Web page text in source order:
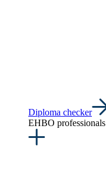
Diploma checker
EHBO professionals